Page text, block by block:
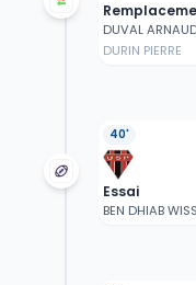
DUVAL
DURIN PIERRE
40'
Essai
BEN DHIAB